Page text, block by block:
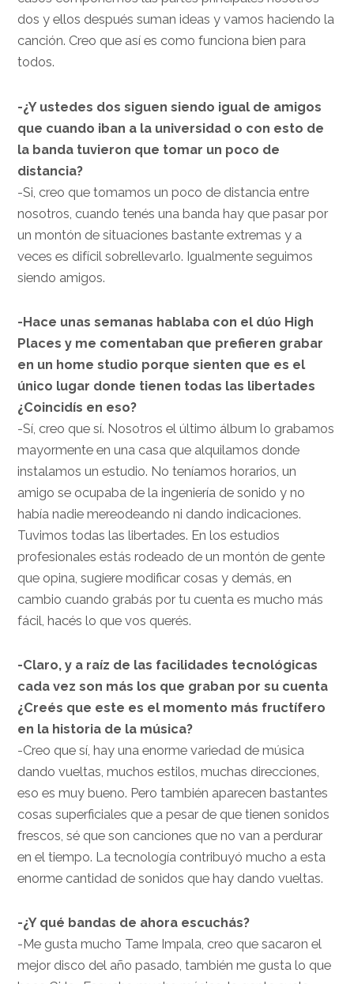
dos y ellos después suman ideas y vamos haciendo la
canción. Creo que así es como funciona bien para
todos.
-¿Y ustedes dos siguen siendo igual de amigos
que cuando iban a la universidad o con esto de
la banda tuvieron que tomar un poco de
distancia?
-Si, creo que tomamos un poco de distancia entre
nosotros, cuando tenés una banda hay que pasar por
un montón de situaciones bastante extremas y a
veces es difícil sobrellevarlo. Igualmente seguimos
siendo amigos.
-Hace unas semanas hablaba con el dúo High
Places y me comentaban que prefieren grabar
en un home studio porque sienten que es el
único lugar donde tienen todas las libertades
¿Coincidís en eso?
-Sí, creo que sí. Nosotros el último álbum lo grabamos
mayormente en una casa que alquilamos donde
instalamos un estudio. No teníamos horarios, un
amigo se ocupaba de la ingeniería de sonido y no
había nadie mereodeando ni dando indicaciones.
Tuvimos todas las libertades. En los estudios
profesionales estás rodeado de un montón de gente
que opina, sugiere modificar cosas y demás, en
cambio cuando grabás por tu cuenta es mucho más
fácil, hacés lo que vos querés.
-Claro, y a raíz de las facilidades tecnológicas
cada vez son más los que graban por su cuenta
¿Creés que este es el momento más fructífero
en la historia de la música?
-Creo que sí, hay una enorme variedad de música
dando vueltas, muchos estilos, muchas direcciones,
eso es muy bueno. Pero también aparecen bastantes
cosas superficiales que a pesar de que tienen sonidos
frescos, sé que son canciones que no van a perdurar
en el tiempo. La tecnología contribuyó mucho a esta
enorme cantidad de sonidos que hay dando vueltas.
-¿Y qué bandas de ahora escuchás?
-Me gusta mucho Tame Impala, creo que sacaron el
mejor disco del año pasado, también me gusta lo que